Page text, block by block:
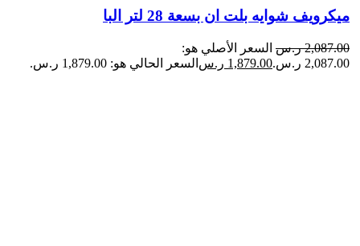
ميكرويف شوايه​ بلت ان بسعة 28 لتر البا
2,087.00 ر.س السعر الأصلي هو:
2,087.00 ر.س.
1,879.00 ر.س السعر الحالي هو: 1,879.00 ر.س.